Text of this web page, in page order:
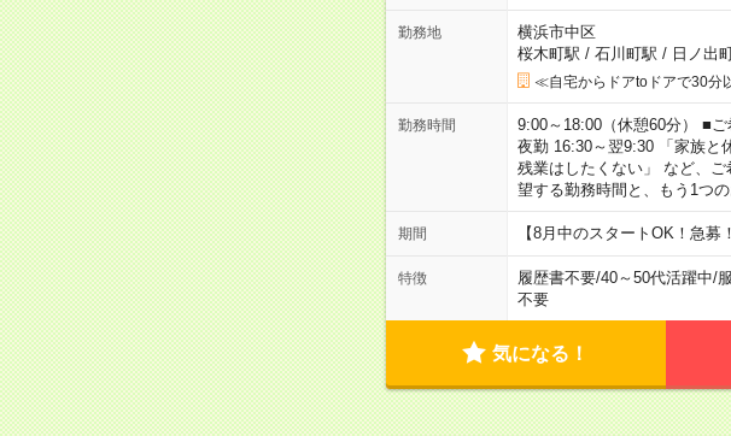
勤務地
横浜市中区
桜木町駅 / 石川町駅 / 日ノ出
≪自宅からドアtoドアで30分
勤務時間
9:00～18:00（休憩60分） ■
夜勤 16:30～翌9:30 「家族と
残業はしたくない」 など、
望する勤務時間と、もう1つ
期間 【8月中のスタートOK！急
特徴 履歴書不要/40～50代活躍中/
不要
気になる！